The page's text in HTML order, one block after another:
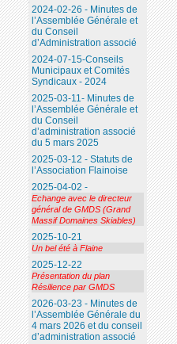
2024-02-26 - Minutes de
l’Assemblée Générale et
du Conseil
d’Administration associé
2024-07-15-Conseils
Municipaux et Comités
Syndicaux - 2024
2025-03-11- Minutes de
l’Assemblée Générale et
du Conseil
d’administration associé
du 5 mars 2025
2025-03-12 - Statuts de
l’Association Flainoise
2025-04-02 -
Echange avec le directeur
général de GMDS (Grand
Massif Domaines Skiables)
2025-10-21
Un bel été à Flaine
2025-12-22
Présentation du plan
Résilience par GMDS
2026-03-23 - Minutes de
l’Assemblée Générale du
4 mars 2026 et du conseil
d’administration associé